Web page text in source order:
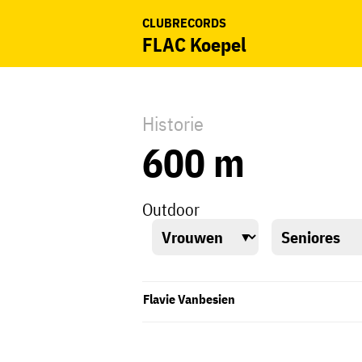
CLUBRECORDS
FLAC Koepel
Historie
600 m
Outdoor
Flavie Vanbesien